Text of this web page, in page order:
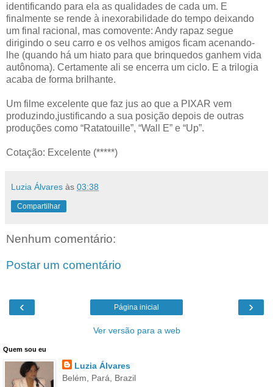
identificando para ela as qualidades de cada um. E
finalmente se rende à inexorabilidade do tempo deixando
um final racional, mas comovente: Andy rapaz segue
dirigindo o seu carro e os velhos amigos ficam acenando-
lhe (quando há um hiato para que brinquedos ganhem vida
autônoma). Certamente ali se encerra um ciclo. E a trilogia
acaba de forma brilhante.
Um filme excelente que faz jus ao que a PIXAR vem
produzindo,justificando a sua posição depois de outras
produções como “Ratatouille”, “Wall E” e “Up”.
Cotação: Excelente (*****)
Luzia Álvares às 03:38
Compartilhar
Nenhum comentário:
Postar um comentário
‹ ›
Página inicial
Ver versão para a web
Quem sou eu
Luzia Álvares
Belém, Pará, Brazil